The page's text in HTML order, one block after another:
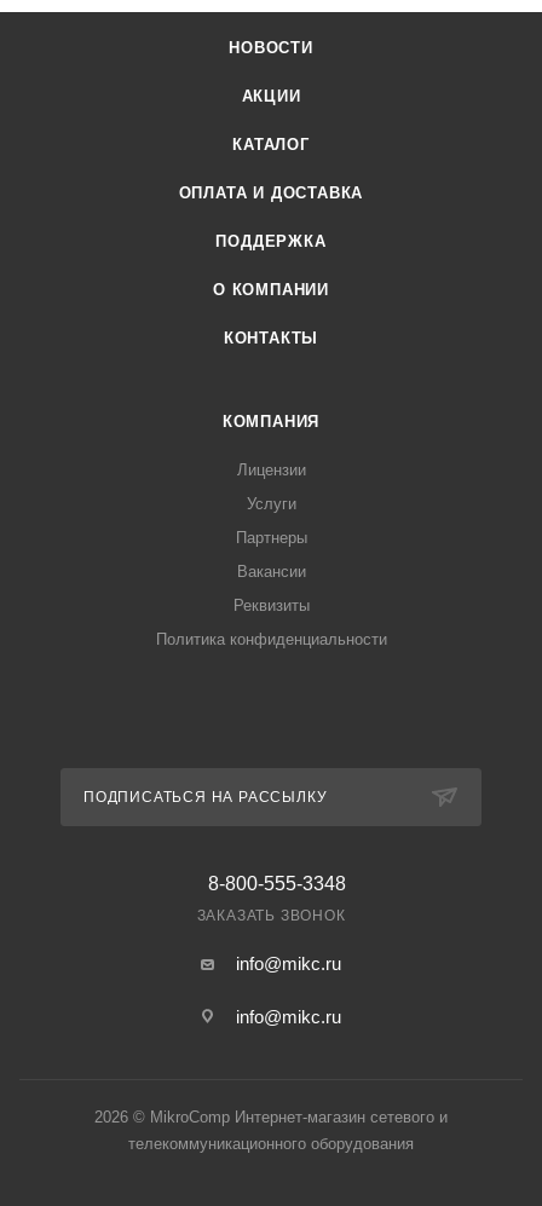
НОВОСТИ
АКЦИИ
КАТАЛОГ
ОПЛАТА И ДОСТАВКА
ПОДДЕРЖКА
О КОМПАНИИ
КОНТАКТЫ
КОМПАНИЯ
Лицензии
Услуги
Партнеры
Вакансии
Реквизиты
Политика конфиденциальности
ПОДПИСАТЬСЯ НА РАССЫЛКУ
8-800-555-3348
ЗАКАЗАТЬ ЗВОНОК
info@mikc.ru
info@mikc.ru
2026 © MikroComp Интернет-магазин сетевого и
телекоммуникационного оборудования